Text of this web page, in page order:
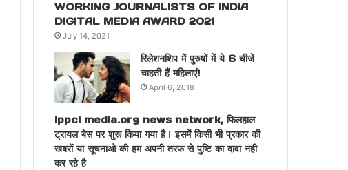
WORKING JOURNALISTS OF INDIA
DIGITAL MEDIA AWARD 2021
July 14, 2021
रिलेशनशिप में पुरुषों में ये 6 चीजें
चाहती हैं महिलाएं!
April 6, 2018
ippci media.org news network, फिलहाल
ट्रायल बेस पर शुरू किया गया है। इसमें किसी भी प्रकार की
खबरों या सूचनाओ की हम अपनी तरफ से पुष्टि का दावा नही
कर रहे है